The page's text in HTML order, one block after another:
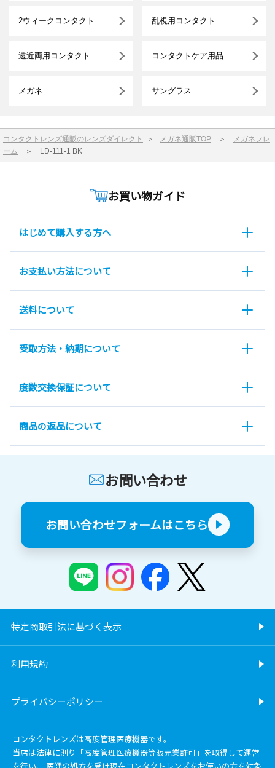
2ウィークコンタクト 乱視用コンタクト
遠近両用コンタクト コンタクトケア用品
メガネ サングラス
コンタクトレンズ通販のレンズダイレクト ＞ メガネ通販TOP ＞
メガネフレ
ーム ＞ LD-111-1 BK
お買い物ガイド
はじめて購入する方へ
お支払い方法について
送料について
受取方法・納期について
度数交換保証について
商品の返品について
お問い合わせ
お問い合わせフォームはこちら
特定商取引法に基づく表示
利用規約
プライバシーポリシー
コンタクトレンズは高度管理医療機器です。
当店は法律に則り「高度管理医療機器等販売業許可」を取得して運営